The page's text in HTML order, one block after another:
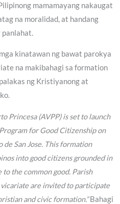
mamamayang nakaugat
na moralidad, at handang
panlahat.
kinatawan ng bawat parokya
na makibahagi sa formation
ng Kristiyanong at
Princesa (AVPP) is set to launch
for Good Citizenship on
de San Jose. This formation
into good citizens grounded in
the common good. Parish
are invited to participate
and civic formation.”Bahagi